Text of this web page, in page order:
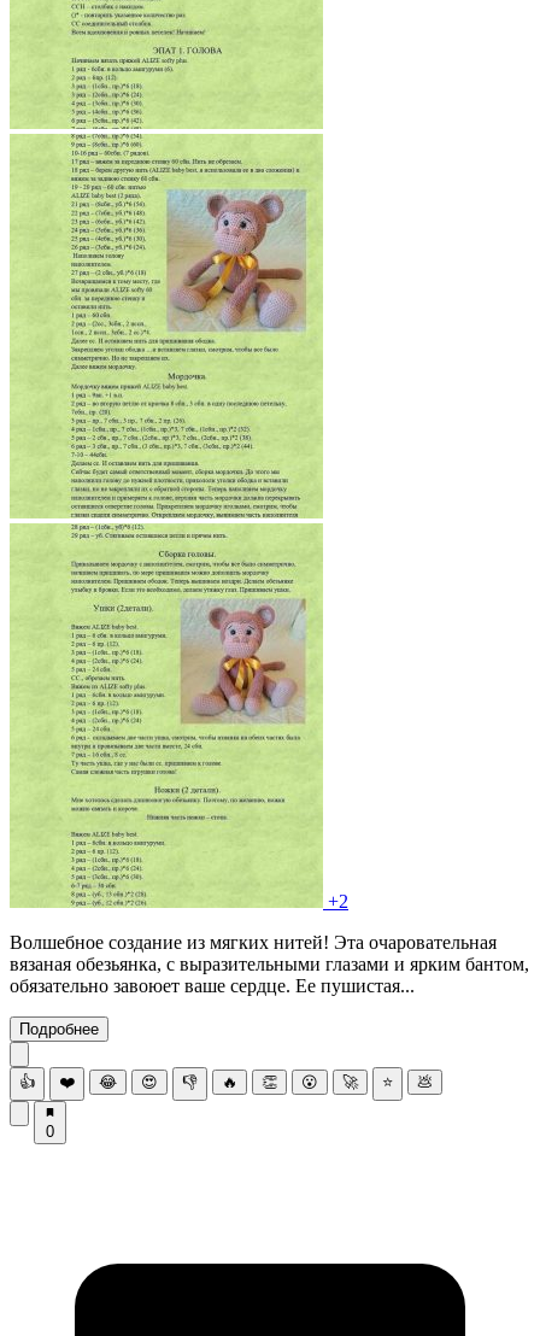
+2
Волшебное создание из мягких нитей! Эта очаровательная
вязаная обезьянка, с выразительными глазами и ярким бантом,
обязательно завоюет ваше сердце. Ее пушистая...
Подробнее
👍 ❤️ 😂 😍 👎 🔥 👏 😮 🚀 ⭐ 💩
0